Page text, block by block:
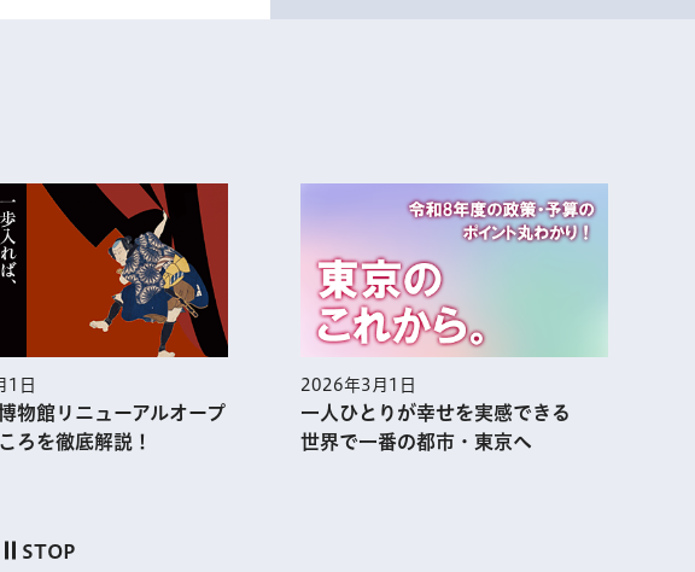
次のスライドを表示
STOP
1日
物館リニューアルオープ
ろを徹底解説！
2026年3月1日
一人ひとりが幸せを実感できる
世界で一番の都市・東京へ